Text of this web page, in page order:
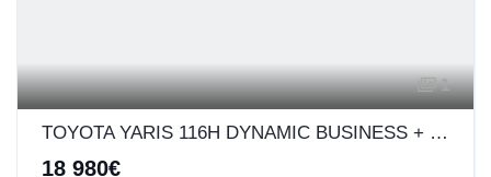
1
TOYOTA YARIS 116H DYNAMIC BUSINESS + PROGRAMME BEYOND ZERO ACADEMY 5P MC24
18 980€